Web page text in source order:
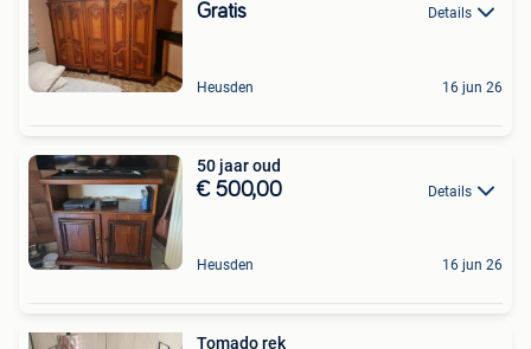
Gratis Details
Heusden 16 jun 26
50 jaar oud
€ 500,00 Details
Heusden 16 jun 26
Tomado rek